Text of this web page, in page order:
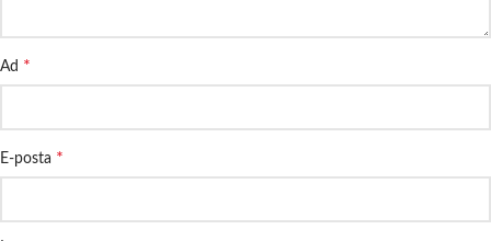
Ad *
E-posta *